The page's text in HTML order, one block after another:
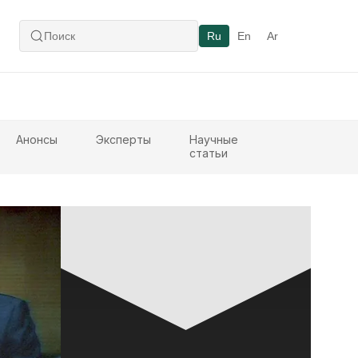
Ru En Ar
Анонсы Эксперты
Научные
статьи